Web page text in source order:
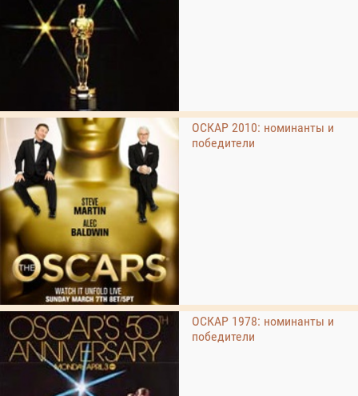
ОСКАР 2010: номинанты и
победители
ОСКАР 1978: номинанты и
победители